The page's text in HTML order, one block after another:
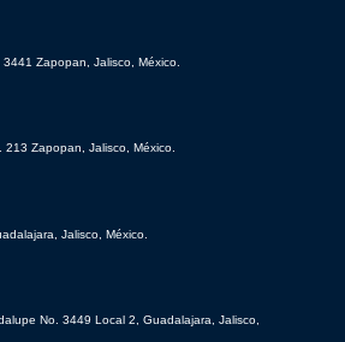
Zapopan, Jalisco, México.
213 Zapopan, Jalisco, México.
Jalisco, México.
No. 3449 Local 2, Guadalajara, Jalisco,